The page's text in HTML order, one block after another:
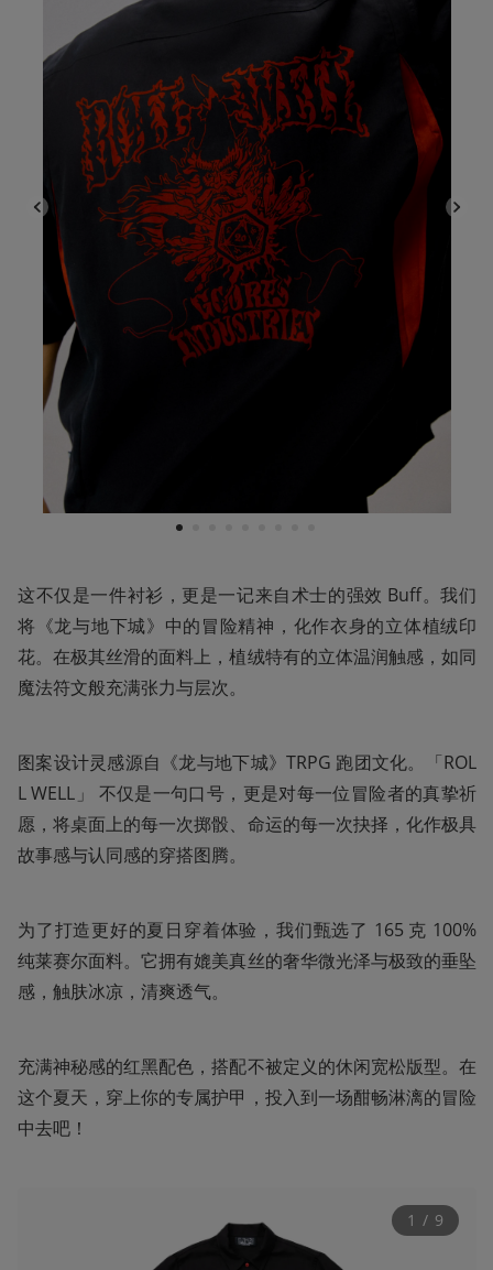
1
这不仅是一件衬衫，更是一记来自术士的强效 Buff。我们
将《龙与地下城》中的冒险精神，化作衣身的立体植绒印
花。在极其丝滑的面料上，植绒特有的立体温润触感，如同
魔法符文般充满张力与层次。
图案设计灵感源自《龙与地下城》TRPG 跑团文化。「ROL
L WELL」 不仅是一句口号，更是对每一位冒险者的真挚祈
愿，将桌面上的每一次掷骰、命运的每一次抉择，化作极具
故事感与认同感的穿搭图腾。
为了打造更好的夏日穿着体验，我们甄选了 165 克 100%
纯莱赛尔面料。它拥有媲美真丝的奢华微光泽与极致的垂坠
感，触肤冰凉，清爽透气。
充满神秘感的红黑配色，搭配不被定义的休闲宽松版型。在
这个夏天，穿上你的专属护甲，投入到一场酣畅淋漓的冒险
中去吧！
1 / 9